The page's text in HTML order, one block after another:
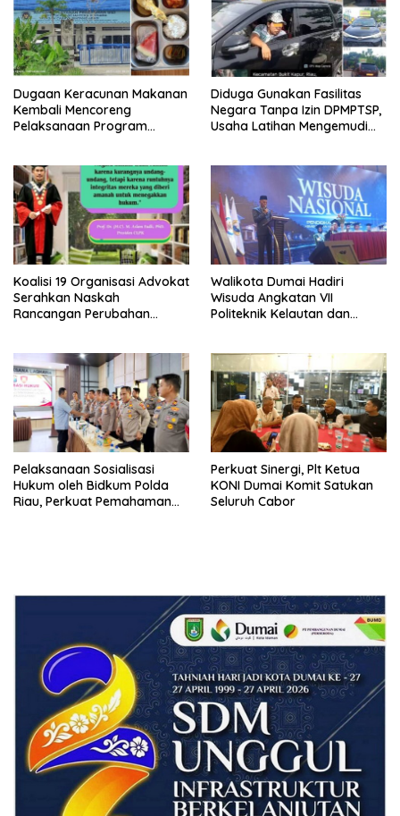
Dugaan Keracunan Makanan
Kembali Mencoreng
Pelaksanaan Program
Bersama Kota Dumai
Diduga Gunakan Fasilitas
Negara Tanpa Izin DPMPTSP,
Usaha Latihan Mengemudi
Koalisi 19 Organisasi Advokat
Serahkan Naskah
Rancangan Perubahan
RI
Walikota Dumai Hadiri
Wisuda Angkatan VII
Politeknik Kelautan dan
Pelaksanaan Sosialisasi
Hukum oleh Bidkum Polda
Riau, Perkuat Pemahaman
Perkuat Sinergi, Plt Ketua
KONI Dumai Komit Satukan
Seluruh Cabor